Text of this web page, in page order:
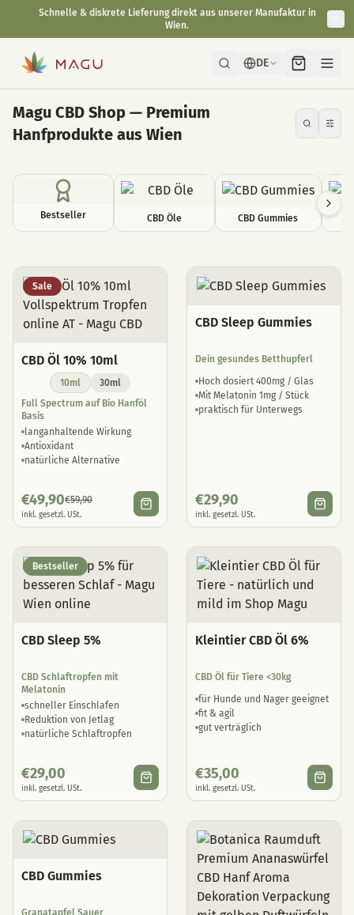
DE
Magu CBD Shop — Premium
Hanfprodukte aus Wien
Bestseller CBD Öle CBD Gummies
Alle Produkte
Sale
CBD Öl 10% 10ml
10ml
30ml
Full Spectrum auf Bio Hanföl
Basis
langanhaltende Wirkung
Antioxidant
natürliche Alternative
€49,90€59,90
inkl. gesetzl. USt.
CBD Sleep Gummies
Dein gesundes Betthupferl
Hoch dosiert 400mg / Glas
Mit Melatonin 1mg / Stück
praktisch für Unterwegs
€29,90
inkl. gesetzl. USt.
Bestseller
CBD Sleep 5%
CBD Schlaftropfen mit
Melatonin
schneller Einschlafen
Reduktion von Jetlag
natürliche Schlaftropfen
€29,00
inkl. gesetzl. USt.
Kleintier CBD Öl 6%
CBD Öl für Tiere <30kg
für Hunde und Nager geeignet
fit & agil
gut verträglich
€35,00
inkl. gesetzl. USt.
CBD Gummies
Granatapfel Sauer
Schnelle & diskrete Lieferung direkt aus unserer Manufaktur in
Wien.